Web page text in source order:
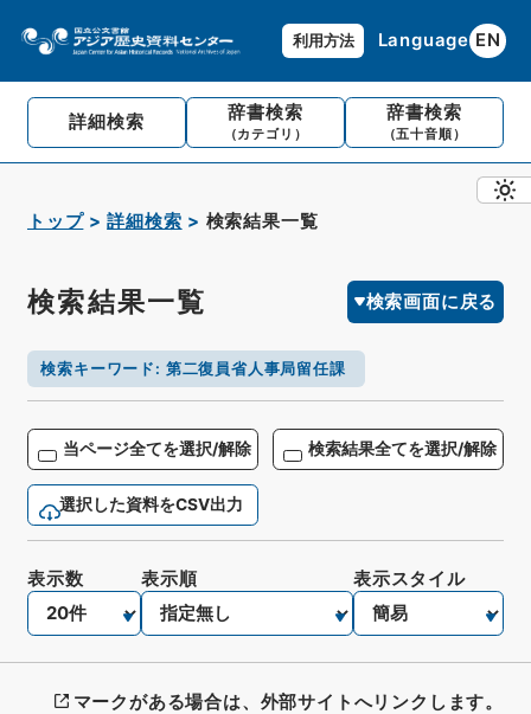
利用方法 Language EN
詳細検索 辞書検索
（カテゴリ）
辞書検索
（五十音順）
トップ 詳細検索 検索結果一覧
検索結果一覧 検索画面に戻る
検索キーワード : 第二復員省人事局留任課
当ページ全てを選択/解除 検索結果全てを選択/解除
選択した資料をCSV出力
表示数 表示順 表示スタイル
マークがある場合は、外部サイトへリンクします。